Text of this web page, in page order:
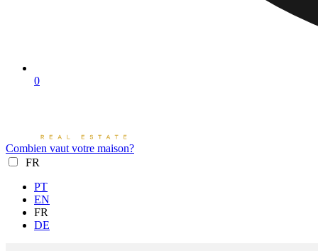
0
Combien vaut votre maison?
FR
PT
EN
FR
DE